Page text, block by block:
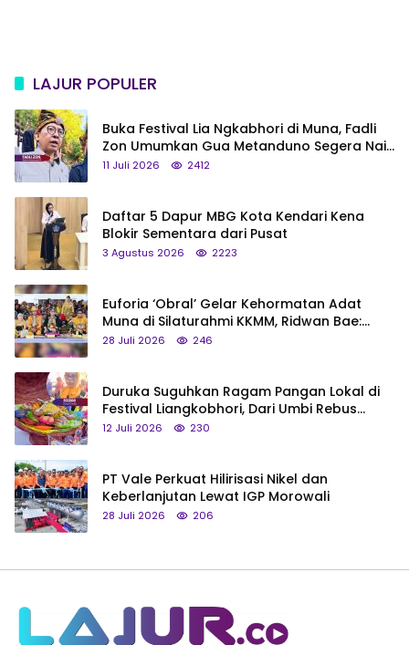
LAJUR POPULER
Buka Festival Lia Ngkabhori di Muna, Fadli
Zon Umumkan Gua Metanduno Segera Naik
Status Jadi Cagar Budaya Nasional
11 Juli 2026 2412
Daftar 5 Dapur MBG Kota Kendari Kena
Blokir Sementara dari Pusat
3 Agustus 2026 2223
Euforia ‘Obral’ Gelar Kehormatan Adat
Muna di Silaturahmi KKMM, Ridwan Bae:
Saya Bukan Tipe Begitu, Belum Pantas!
28 Juli 2026 246
Duruka Suguhkan Ragam Pangan Lokal di
Festival Liangkobhori, Dari Umbi Rebus
hingga Tumpeng Beras Muna
12 Juli 2026 230
PT Vale Perkuat Hilirisasi Nikel dan
Keberlanjutan Lewat IGP Morowali
28 Juli 2026 206